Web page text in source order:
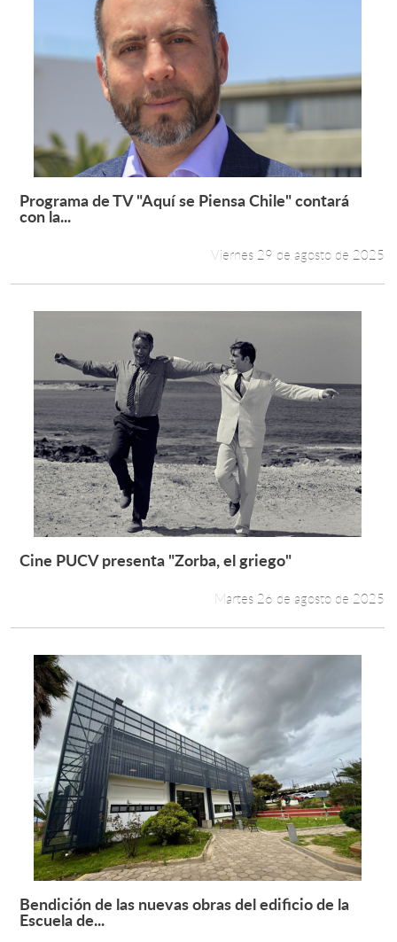
Leer más +
Programa de TV "Aquí se Piensa Chile" contará
con la...
Viernes 29 de agosto de 2025
Leer más +
Cine PUCV presenta "Zorba, el griego"
Martes 26 de agosto de 2025
Leer más +
Bendición de las nuevas obras del edificio de la
Escuela de...